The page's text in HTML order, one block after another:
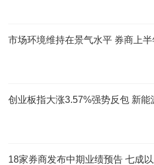
市场环境维持在景气水平 券商上
创业板指大涨3.57%强势反包 新能
18家券商发布中期业绩预告 七成